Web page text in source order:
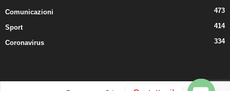
Comunicazioni 473
Sport 414
Coronavirus 334